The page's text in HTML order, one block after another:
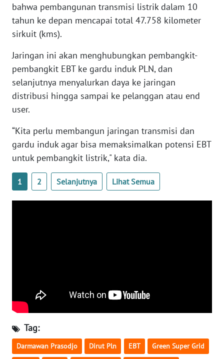
bahwa pembangunan transmisi listrik dalam 10
tahun ke depan mencapai total 47.758 kilometer
sirkuit (kms).
Jaringan ini akan menghubungkan pembangkit-
pembangkit EBT ke gardu induk PLN, dan
selanjutnya menyalurkan daya ke jaringan
distribusi hingga sampai ke pelanggan atau end
user.
“Kita perlu membangun jaringan transmisi dan
gardu induk agar bisa memaksimalkan potensi EBT
untuk pembangkit listrik," kata dia.
1 2 Selanjutnya Lihat Semua
Tag:
Darmawan Prasodjo Dirut Pln EBT Green Super Grid
WN
SUMSEL
BENGKULU
WN
LAMPUNG
JATENG
WN
WN
WN
KALBAR
WN
KALTENG